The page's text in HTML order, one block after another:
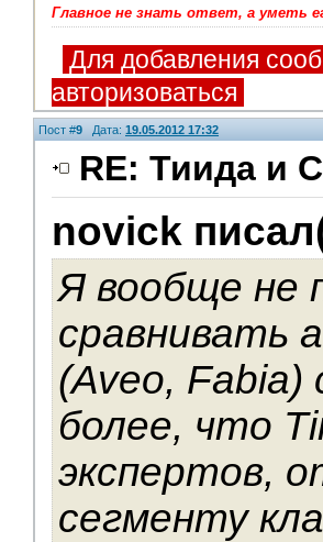
Главное не знать ответ, а уметь
Для добавления
авторизоваться
Пост #9 Дата: 19.05.2012 17:32
RE: Тиида и
novick
Я вообще не
сравнивать
(Aveo, Fabia)
более, что
экспертов,
сегменту